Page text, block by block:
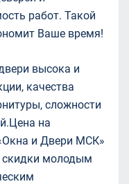
работ. Такой
Ваше время!
высока и
качества
сложности
на
и Двери МСК»
скидки молодым